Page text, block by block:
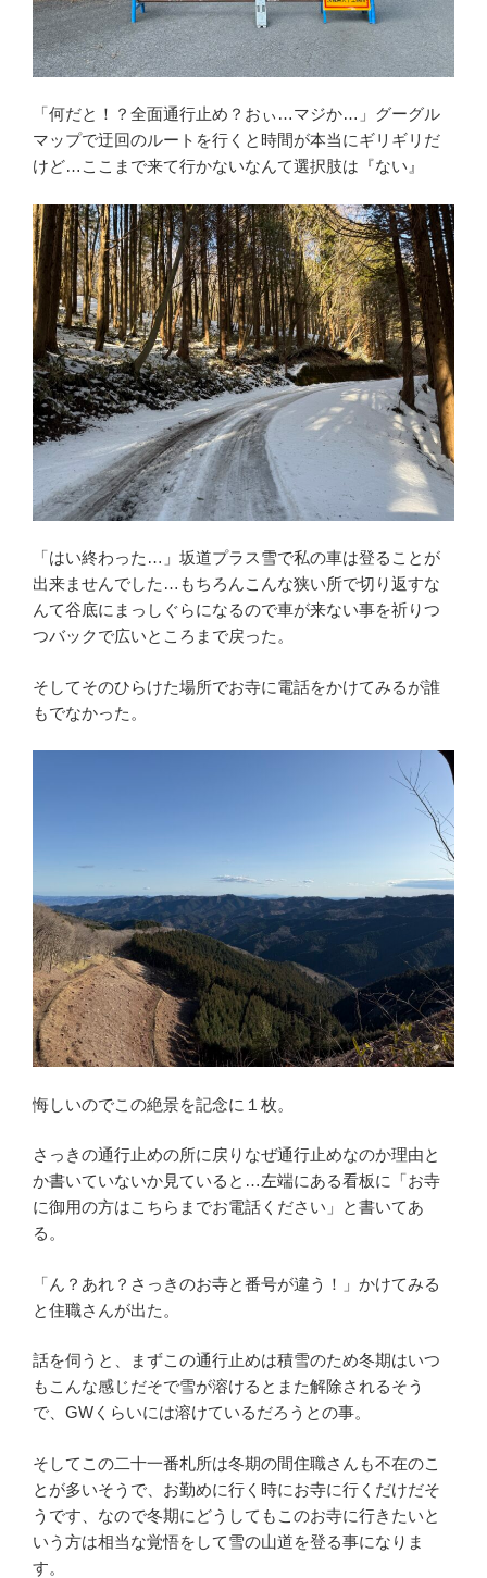
「何だと！？全面通行止め？おぃ…マジか…」グーグル
マップで迂回のルートを行くと時間が本当にギリギリだ
けど…ここまで来て行かないなんて選択肢は『ない』
「はい終わった…」坂道プラス雪で私の車は登ることが
出来ませんでした…もちろんこんな狭い所で切り返すな
んて谷底にまっしぐらになるので車が来ない事を祈りつ
つバックで広いところまで戻った。
そしてそのひらけた場所でお寺に電話をかけてみるが誰
もでなかった。
悔しいのでこの絶景を記念に１枚。
さっきの通行止めの所に戻りなぜ通行止めなのか理由と
か書いていないか見ていると…左端にある看板に「お寺
に御用の方はこちらまでお電話ください」と書いてあ
る。
「ん？あれ？さっきのお寺と番号が違う！」かけてみる
と住職さんが出た。
話を伺うと、まずこの通行止めは積雪のため冬期はいつ
もこんな感じだそで雪が溶けるとまた解除されるそう
で、GWくらいには溶けているだろうとの事。
そしてこの二十一番札所は冬期の間住職さんも不在のこ
とが多いそうで、お勤めに行く時にお寺に行くだけだそ
うです、なので冬期にどうしてもこのお寺に行きたいと
いう方は相当な覚悟をして雪の山道を登る事になりま
す。